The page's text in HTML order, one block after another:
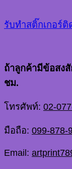
รับทำสติ๊กเกอร์
ถ้าลูกค้ามีข้อสง
ชม.
โทรศัพท์: 02-
มือถือ: 099-878-
Email: